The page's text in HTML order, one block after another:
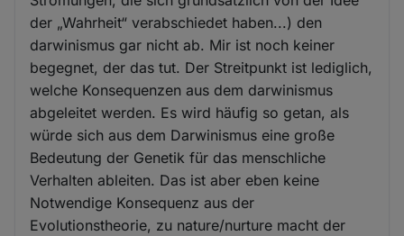
der „Wahrheit“ verabschiedet haben...) den
darwinismus gar nicht ab. Mir ist noch keiner
begegnet, der das tut. Der Streitpunkt ist lediglich,
welche Konsequenzen aus dem darwinismus
abgeleitet werden. Es wird häufig so getan, als
würde sich aus dem Darwinismus eine große
Bedeutung der Genetik für das menschliche
Verhalten ableiten. Das ist aber eben keine
Notwendige Konsequenz aus der
Evolutionstheorie, zu nature/nurture macht der